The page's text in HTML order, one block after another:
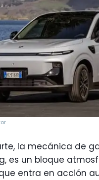
la mecánica de
es un bloque
entra en acción